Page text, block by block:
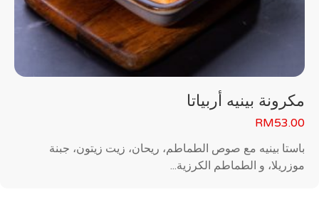
مكرونة بينيه أربياتا
RM53.00
باستا بينيه مع صوص الطماطم، ريحان، زيت زيتون، جبنة
موزريلا، و الطماطم الكرزية...